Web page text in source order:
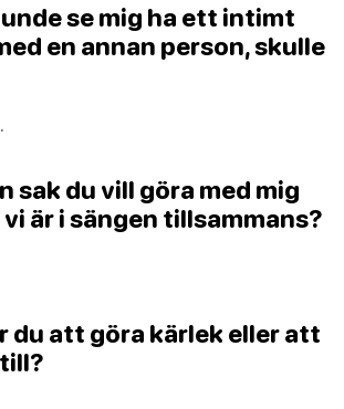
se mig ha ett intimt
en annan person, skulle
sak du vill göra med mig
är i sängen tillsammans?
du att göra kärlek eller att